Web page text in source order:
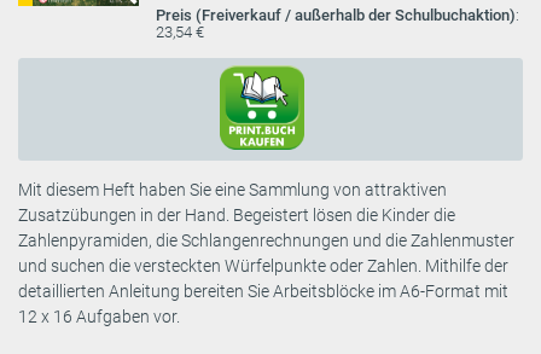
Preis (Freiverkauf / außerhalb der Schulbuchaktion):
23,54 €
Mit diesem Heft haben Sie eine Sammlung von attraktiven
Zusatzübungen in der Hand. Begeistert lösen die Kinder die
Zahlenpyramiden, die Schlangenrechnungen und die Zahlenmuster
und suchen die versteckten Würfelpunkte oder Zahlen. Mithilfe der
detaillierten Anleitung bereiten Sie Arbeitsblöcke im A6-Format mit
12 x 16 Aufgaben vor.